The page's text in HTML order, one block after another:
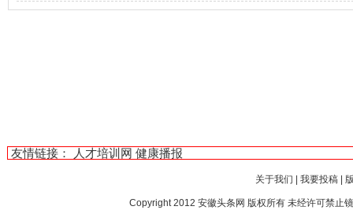
友情链接： 人才培训网 健康播报
关于我们 我要投稿|
Copyright 2012 安徽头条网 版权所有 未经许可禁止